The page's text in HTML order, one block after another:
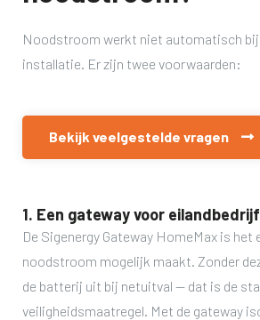
Noodstroom werkt niet automatisch
installatie. Er zijn twee voorwaarden:
Bekijk veelgestelde vragen 
1. Een gateway voor eilandbedrijf
De Sigenergy Gateway HomeMax is het
noodstroom mogelijk maakt. Zonder
de batterij uit bij netuitval — dat is de
veiligheidsmaatregel. Met de gateway